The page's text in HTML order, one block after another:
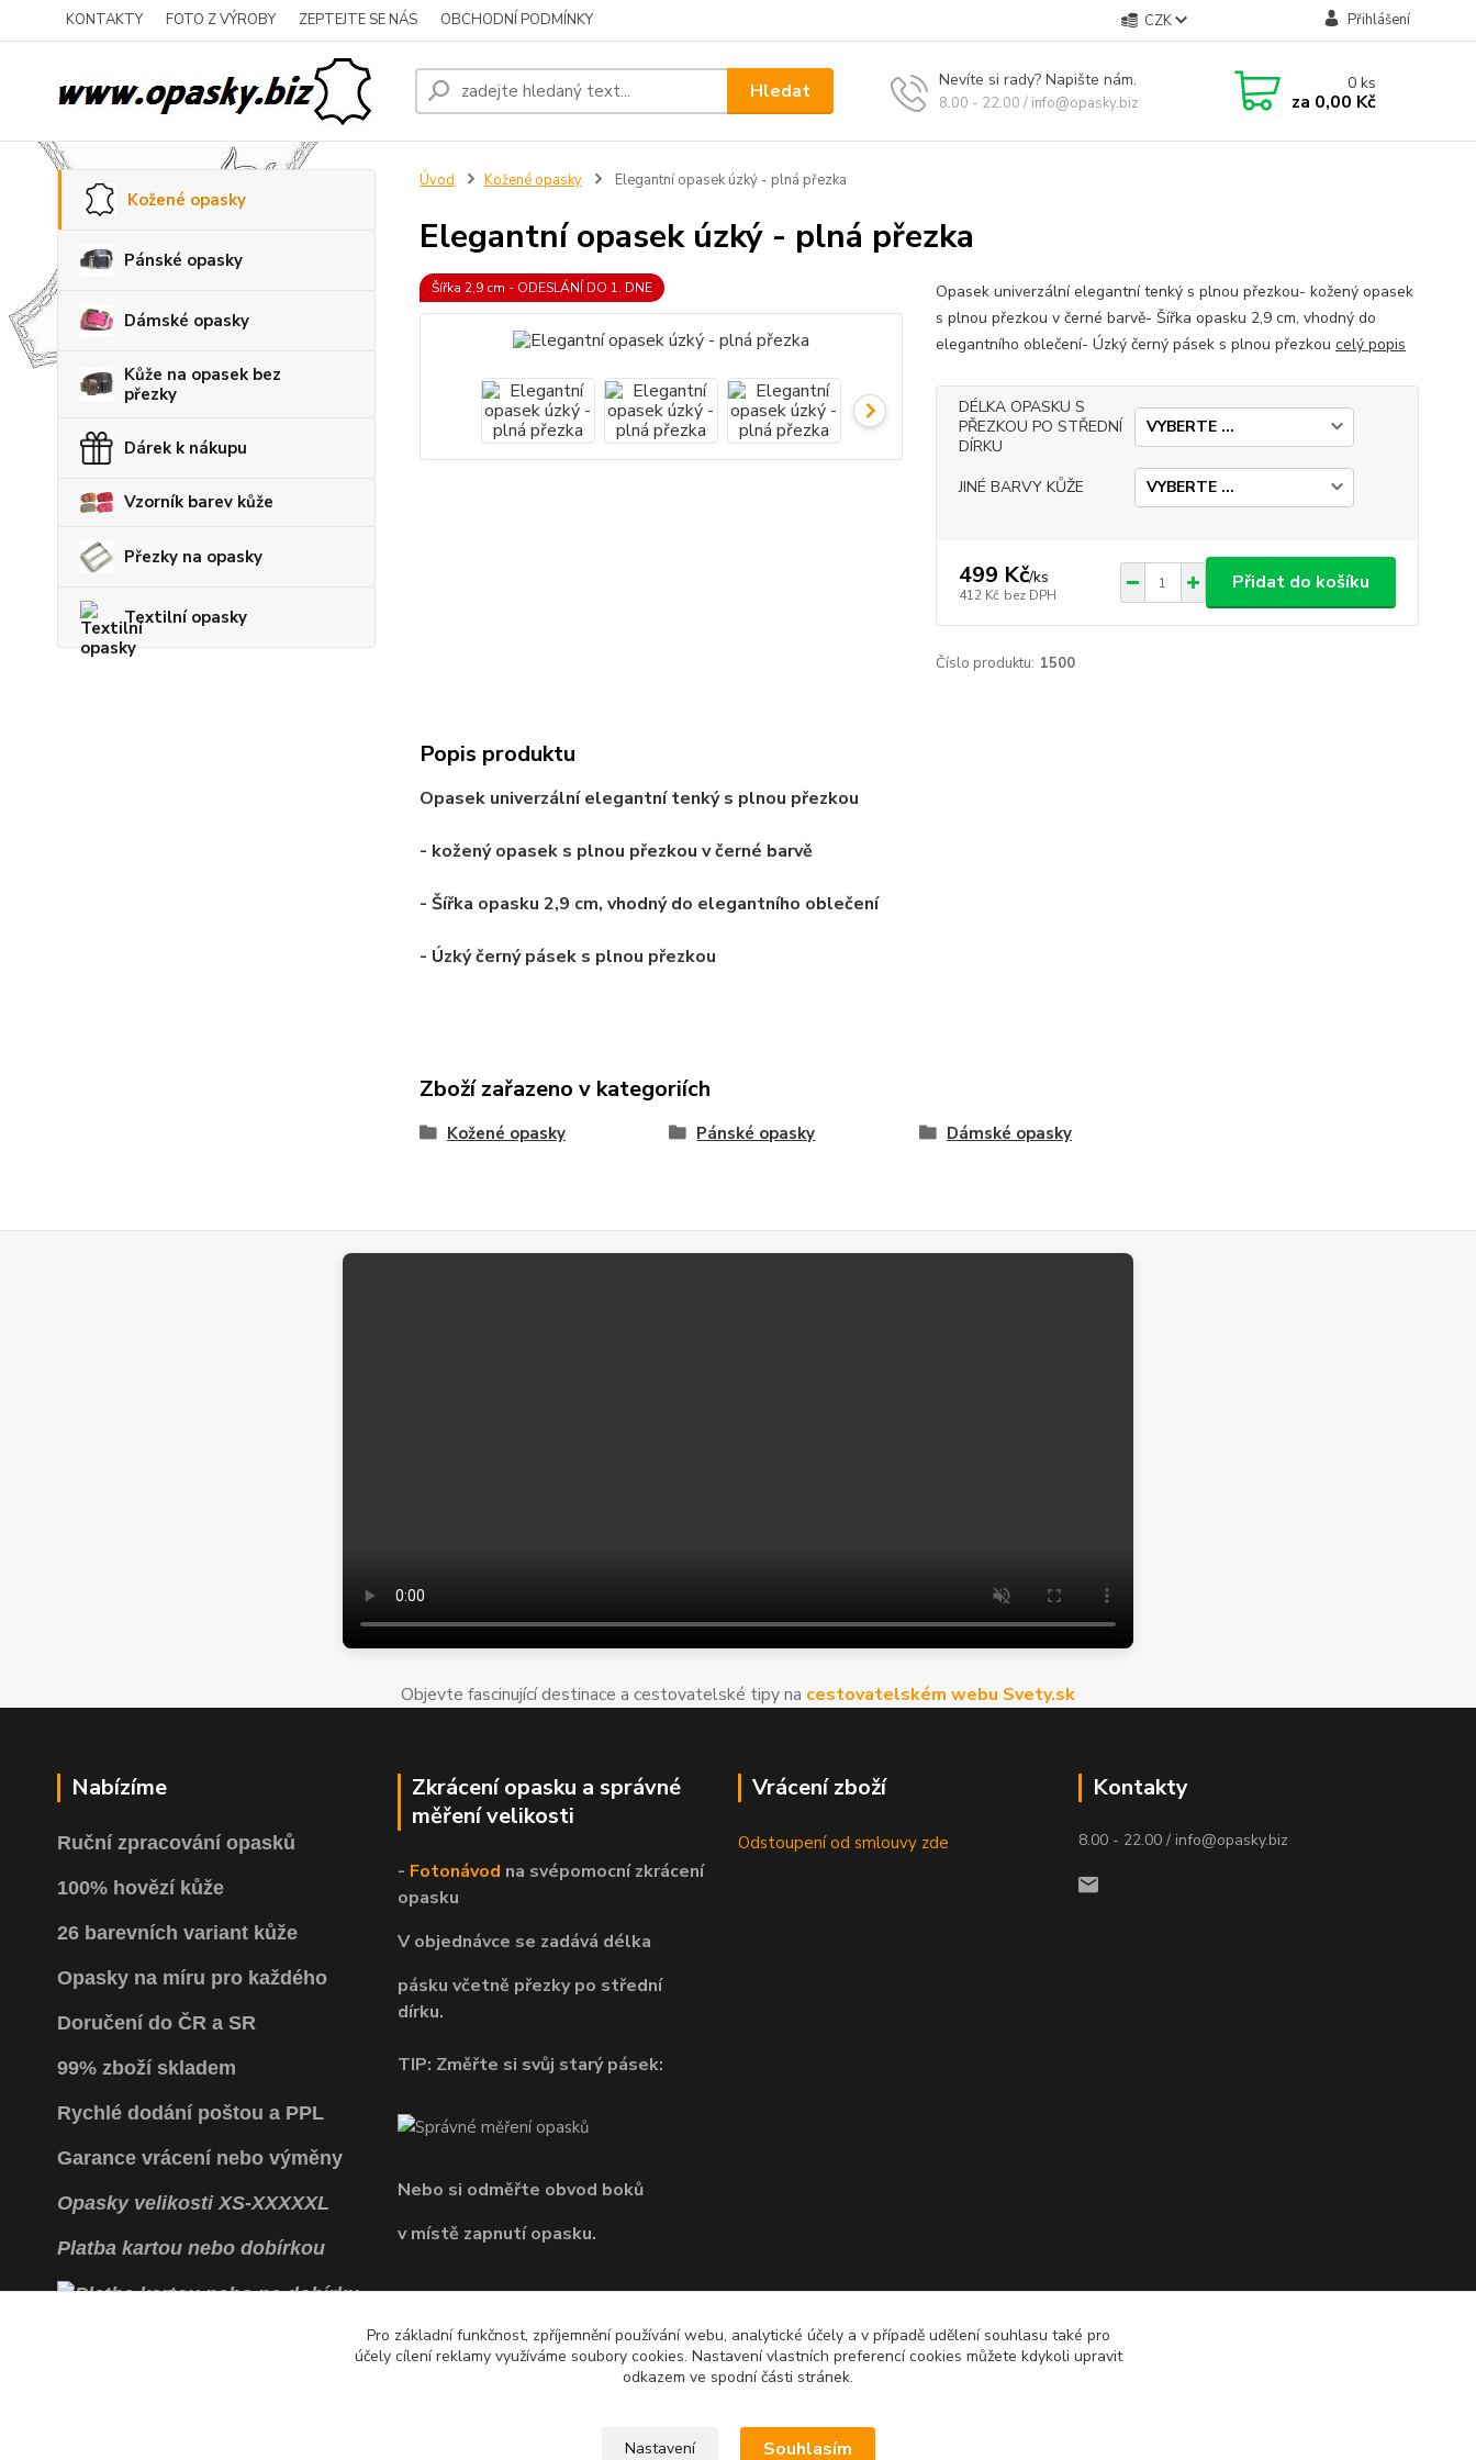
KONTAKTY FOTO Z VÝROBY ZEPTEJTE SE NÁS OBCHODNÍ PODMÍNKY CZK Přihlášení
Hledat Nevíte si rady? Napište nám.
8.00 - 22.00 / info@opasky.biz
0ks
za 0,00 Kč
Kožené opasky
Pánské opasky
Dámské opasky
Kůže na opasek bez
přezky
Dárek k nákupu
Vzorník barev kůže
Přezky na opasky
Textilní opasky
Úvod Kožené opasky Elegantní opasek úzký - plná přezka
Elegantní opasek úzký - plná přezka
Šířka 2,9 cm - ODESLÁNÍ DO 1. DNE
Opasek univerzální elegantní tenký s plnou přezkou- kožený opasek
s plnou přezkou v černé barvě- Šířka opasku 2,9 cm, vhodný do
elegantního oblečení- Úzký černý pásek s plnou přezkou celý popis
DÉLKA OPASKU S
PŘEZKOU PO STŘEDNÍ
DÍRKU
JINÉ BARVY KŮŽE
499 Kč/ks
412 Kč bez DPH
Přidat do košíku
Číslo produktu: 1500
Popis produktu
Opasek univerzální elegantní tenký s plnou přezkou
- koženýopasek s plnou přezkou v černé barvě
- Šířka opasku 2,9 cm, vhodný do elegantního oblečení
- Úzký černý pásek s plnou přezkou
Zboží zařazeno v kategoriích
Kožené opasky Pánské opasky Dámské opasky
Objevte fascinující destinace a cestovatelské tipy na cestovatelském webu Svety.sk
Nabízíme
Ruční zpracování opasků
100% hovězí kůže
26 barevních variant kůže
Opasky na míru pro každého
Doručení do ČR a SR
99% zboží skladem
Rychlé dodání poštou a PPL
Garance vrácení nebo výměny
OpaskyvelikostiXS-XXXXXL
Platba kartou nebo dobírkou
Zkrácení opasku a správné
měření velikosti
- Fotonávod na svépomocnízkrácení
opasku
V objednávce se zadává délka
pásku včetně přezky po střední
dírku.
TIP: Změřte si svůj starý pásek:
Nebo si odměřte obvod boků
v místě zapnutí opasku.
Vrácení zboží
Odstoupení od smlouvy zde
Kontakty
8.00 - 22.00 / info@opasky.biz
Pro základní funkčnost, zpříjemnění používání webu, analytické účely a v případě udělení souhlasu také pro
účely cílení reklamy využíváme soubory cookies. Nastavení vlastních preferencí cookies můžete kdykoli upravit
odkazem ve spodní části stránek.
Nastavení Souhlasím